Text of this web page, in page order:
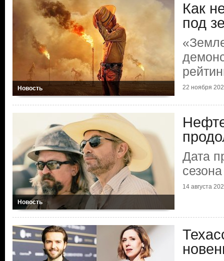
Новость
Как
под
22 ноября
Новость
Дата
14 августа